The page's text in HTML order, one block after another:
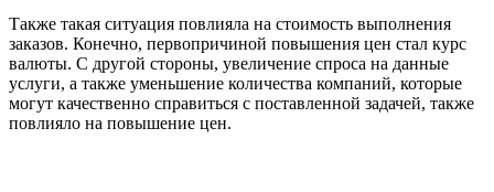
Также такая ситуация повлияла на стоимость выполнения
заказов. Конечно, первопричиной повышения цен стал курс
валюты. С другой стороны, увеличение спроса на данные
услуги, а также уменьшение количества компаний, которые
могут качественно справиться с поставленной задачей, также
повлияло на повышение цен.